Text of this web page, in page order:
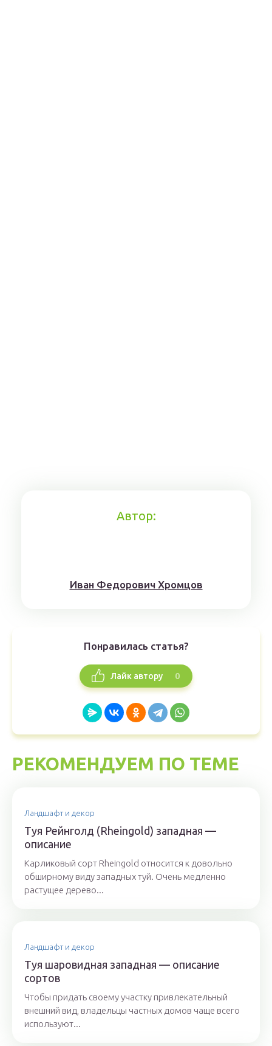
Автор:
Иван Федорович Хромцов
Понравилась статья?
Лайк автору 0
РЕКОМЕНДУЕМ ПО ТЕМЕ
Ландшафт и декор
Туя Рейнголд (Rheingold) западная —
описание
Карликовый сорт Rheingold относится к довольно
обширному виду западных туй. Очень медленно
растущее дерево...
Ландшафт и декор
Туя шаровидная западная — описание
сортов
Чтобы придать своему участку привлекательный
внешний вид, владельцы частных домов чаще всего
используют...